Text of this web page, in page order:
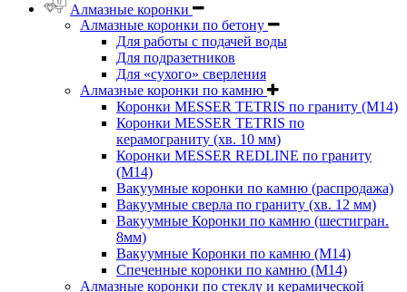
Алмазные коронки
Алмазные коронки по бетону
Для работы с подачей воды
Для подразетников
Для «сухого» сверления
Алмазные коронки по камню
Коронки MESSER TETRIS по граниту (М14)
Коронки MESSER TETRIS по
керамограниту (хв. 10 мм)
Коронки MESSER REDLINE по граниту
(М14)
Вакуумные коронки по камню (распродажа)
Вакуумные сверла по граниту (хв. 12 мм)
Вакуумные Коронки по камню (шестигран.
8мм)
Вакуумные Коронки по камню (M14)
Спеченные коронки по камню (M14)
Алмазные коронки по стеклу и керамической